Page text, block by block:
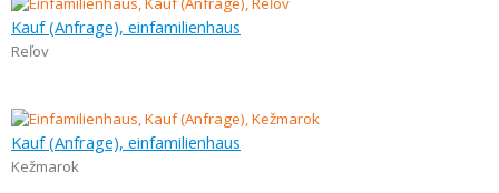
Kauf (Anfrage), einfamilienhaus
Reľov
Kauf (Anfrage), einfamilienhaus
Kežmarok